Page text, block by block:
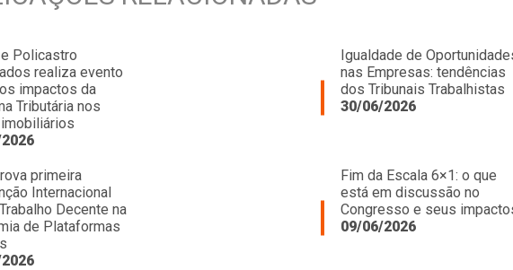
Policastro
realiza evento
impactos da
Tributária nos
Igualdade de
nas Empresas: tendências
dos Tribunais Trabalhistas
30/06/2026
primeira
Internacional
Decente na
de Plataformas
Fim da Escala 6×1: o que
está em discussão no
Congresso e seus
09/06/2026